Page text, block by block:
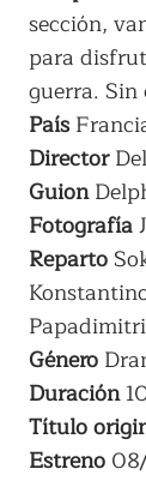
sección,
para
guerra. Sin
País
Director
Guion
Fotografía
Reparto
Género
Duración
Título
Estreno